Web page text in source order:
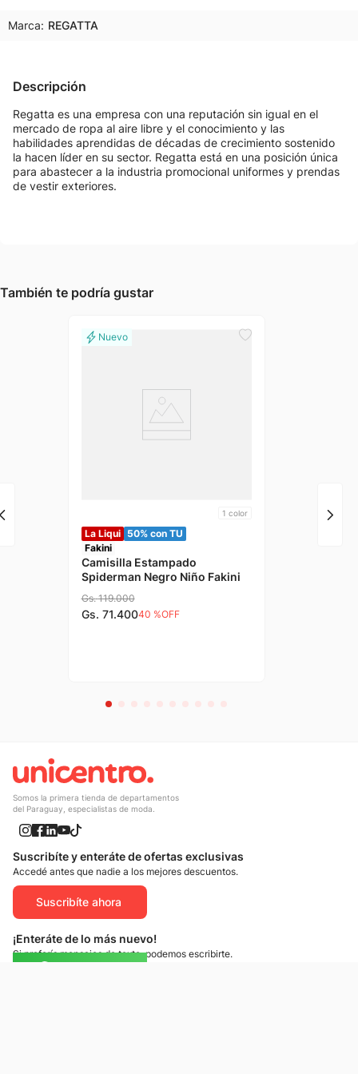
Marca: REGATTA
Descripción
Regatta es una empresa con una reputación sin igual en el
mercado de ropa al aire libre y el conocimiento y las
habilidades aprendidas de décadas de crecimiento sostenido
la hacen líder en su sector. Regatta está en una posición única
para abastecer a la industria promocional uniformes y prendas
de vestir exteriores.
También te podría gustar
1 color
La Liqui
50% con TU
Fakini
Camisilla Estampado
Spiderman Negro Niño Fakini
Gs. 119.000
Gs. 71.40040 %OFF
Somos la primera tienda de departamentos
del Paraguay, especialistas de moda.
Suscribíte y enteráte de ofertas exclusivas
Accedé antes que nadie a los mejores descuentos.
Suscribíte ahora
¡Enteráte de lo más nuevo!
Si preferís mensajes de texto, podemos escribirte.